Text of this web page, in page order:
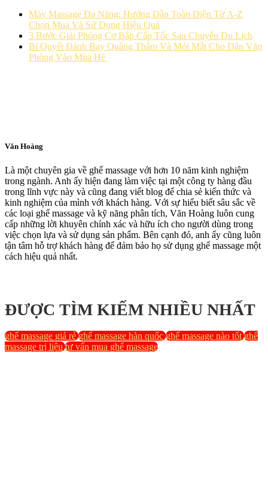
Máy Massage Đa Năng: Hướng Dẫn Toàn Diện Từ A-Z
Chọn Mua Và Sử Dụng Hiệu Quả
3 Bước Giải Phóng Cơ Bắp Cấp Tốc Sau Chuyến Du Lịch
Bí Quyết Đánh Bay Quầng Thâm Và Mỏi Mắt Cho Dân Văn
Phòng Vào Mùa Hè
Văn Hoàng
Là một chuyên gia về ghế massage với hơn 10 năm kinh nghiệm
trong ngành. Anh ấy hiện đang làm việc tại một công ty hàng đầu
trong lĩnh vực này và cũng đang viết blog để chia sẻ kiến thức và
kinh nghiệm của mình với khách hàng. Với sự hiểu biết sâu sắc về
các loại ghế massage và kỹ năng phân tích, Văn Hoàng luôn cung
cấp những lời khuyên chính xác và hữu ích cho người dùng trong
việc chọn lựa và sử dụng sản phẩm. Bên cạnh đó, anh ấy cũng luôn
tận tâm hỗ trợ khách hàng để đảm bảo họ sử dụng ghế massage một
cách hiệu quả nhất.
ĐƯỢC TÌM KIẾM NHIỀU NHẤT
ghế massage giá rẻ ghế massage hàn quốc ghế massage nào tốt ghế
massage trị liệu tư vấn mua ghế massage